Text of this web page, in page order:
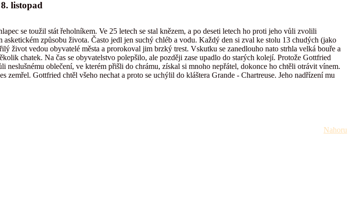
8. listopad
se toužil stát řeholníkem. Ve 25 letech se stal knězem, a po deseti letech ho proti jeho vůli zvolili
způsobu života. Často jedl jen suchý chléb a vodu. Každý den si zval ke stolu 13 chudých (jako
život vedou obyvatelé města a prorokoval jim brzký trest. Vskutku se zanedlouho nato strhla velká bouře a
chatek. Na čas se obyvatelstvo polepšilo, ale později zase upadlo do starých kolejí. Protože Gottfried
oblečení, ve kterém přišli do chrámu, získal si mnoho nepřátel, dokonce ho chtěli otrávit vínem.
Gottfried chtěl všeho nechat a proto se uchýlil do kláštera Grande - Chartreuse. Jeho nadřízení mu
Nahoru